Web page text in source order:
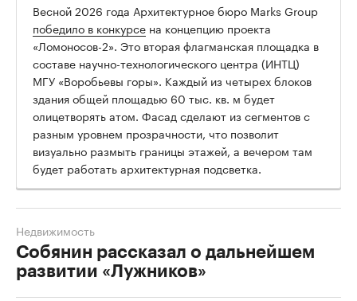
Весной 2026 года Архитектурное бюро Marks Group
победило в конкурсе на концепцию проекта
«Ломоносов-2». Это вторая флагманская площадка в
составе научно-технологического центра (ИНТЦ)
МГУ «Воробьевы горы». Каждый из четырех блоков
здания общей площадью 60 тыс. кв. м будет
олицетворять атом. Фасад сделают из сегментов с
разным уровнем прозрачности, что позволит
визуально размыть границы этажей, а вечером там
будет работать архитектурная подсветка.
Собянин рассказал о дальнейшем
развитии «Лужников»
Недвижимость